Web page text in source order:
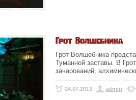
Грот Волшебника
Грот Волшебника
Туманной заставы. В
зачарований,
24.07.2013 admin